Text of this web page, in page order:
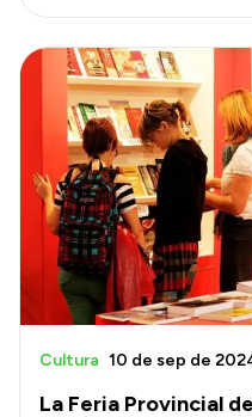
La Feria Provincial
Cultura 10 de sep de